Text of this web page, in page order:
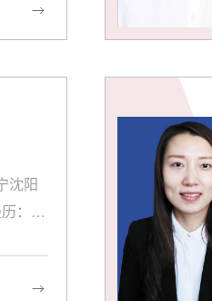
2005
师2
沈阳
：19
文学